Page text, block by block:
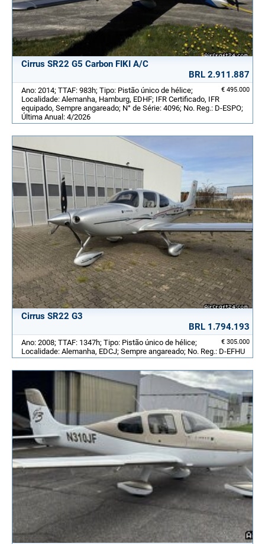
Cirrus SR22 G5 Carbon FIKI A/C
BRL 2.911.887
€ 495.000
Ano: 2014; TTAF: 983h; Tipo: Pistão único de hélice;
Localidade: Alemanha, Hamburg, EDHF; IFR Certificado, IFR
equipado, Sempre angareado; N° de Série: 4096; No. Reg.: D-ESPO;
Última Anual: 4/2026
Cirrus SR22 G3
BRL 1.794.193
€ 305.000
Ano: 2008; TTAF: 1347h; Tipo: Pistão único de hélice;
Localidade: Alemanha, EDCJ; Sempre angareado; No. Reg.: D-EFHU